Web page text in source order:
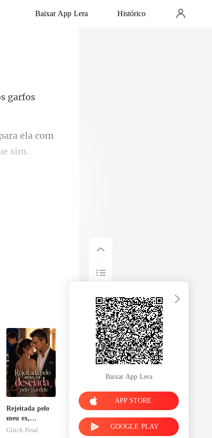
Baixar App Lera Histórico
garfos
ela com
Rejeitada pelo
meu ex,
desejada pelo
Glitch Petal
Baixar App Lera
APP STORE
GOOGLE PLAY